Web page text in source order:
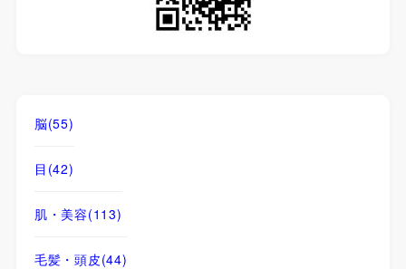
脳(55)
目 (42)
肌・美容(113)
毛髪・頭皮(44)